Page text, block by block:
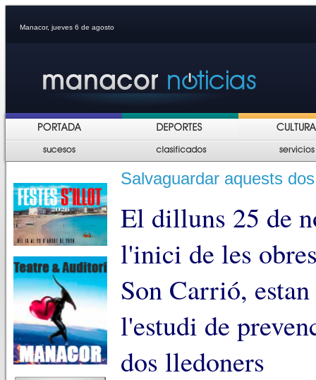
Manacor, jueves 6 de agosto
Salvaguardar aquests
El dilluns 25 de
l'inici de les
Son Carrió,
l'estudi de
dos lledoners